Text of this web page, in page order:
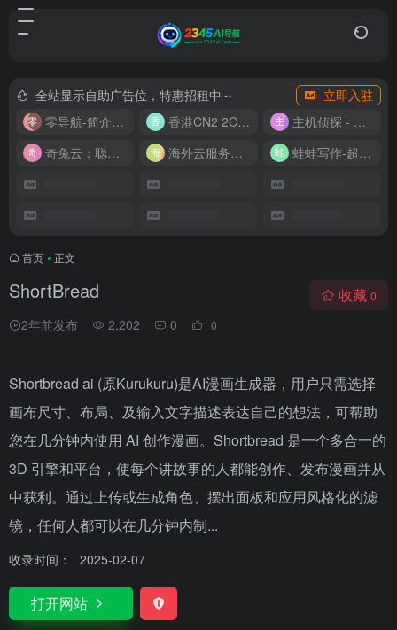
全站显示自助广告位，特惠招租中～
立即入驻
零导航-简介实用的网址导航
香港CN2 2C2G20M 9.9/月
主机侦探 - 少花钱，用好云
奇兔云：聪明人的“省”钱计划！
海外云服务器全网最低价 蛙蛙写作-超级AI智能写作助手
首页 • 正文
ShortBread
2年前发布 2,202 0 0
收藏 0
Shortbread ai (原Kurukuru)是AI漫画生成器，用户只需选择
画布尺寸、布局、及输入文字描述表达自己的想法，可帮助
您在几分钟内使用 AI 创作漫画。Shortbread 是一个多合一的
3D 引擎和平台，使每个讲故事的人都能创作、发布漫画并从
中获利。通过上传或生成角色、摆出面板和应用风格化的滤
镜，任何人都可以在几分钟内制...
收录时间： 2025-02-07
打开网站